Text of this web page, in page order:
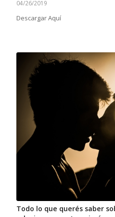
04/26/2019
Descargar Aquí
Todo lo que querés saber